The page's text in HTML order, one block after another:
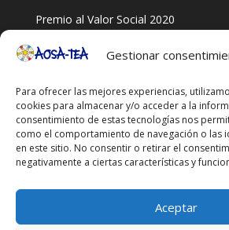
Gestionar
Para ofrecer las mejores experiencias,
cookies para almacenar y/o acceder a la
consentimiento de estas tecnologías nos
como el comportamiento de navegación o las
en este sitio. No consentir o retirar el
negativamente a ciertas características y
Aceptar
Premio al Valor Social 2020